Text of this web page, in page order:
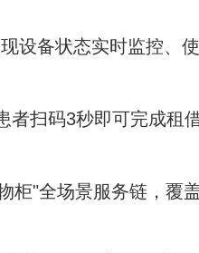
设备状态实时监控、
扫码3秒即可完成租
柜"全场景服务链，覆